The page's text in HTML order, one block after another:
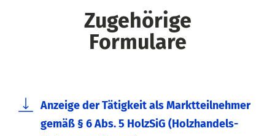
Zugehörige
Formulare
Anzeige der Tätigkeit als Marktteilnehmer
gemäß § 6 Abs. 5 HolzSiG (Holzhandels-